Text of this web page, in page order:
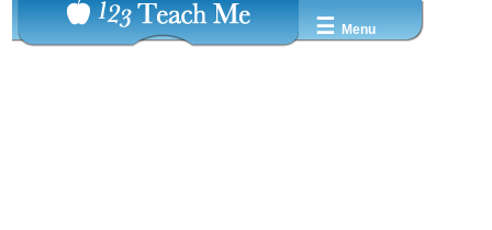
☰ Menu